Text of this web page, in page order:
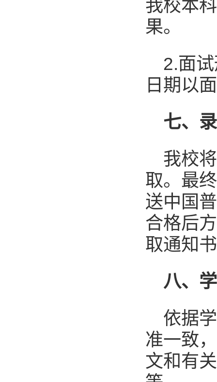
我校本
果。
2.面
日期以
七、
我校
取。最
送中国
合格后
取通知
八、
依据
准一致
文和有